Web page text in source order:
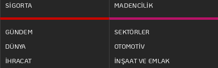
SİGORTA
MADENCİLİK
GÜNDEM
DÜNYA
İHRACAT
SEKTÖRLER
OTOMOTİV
İNŞAAT VE EMLAK